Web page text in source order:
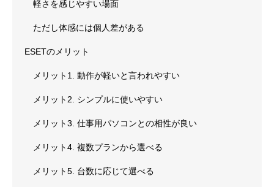
軽さを感じやすい場面
ただし体感には個人差がある
ESETのメリット
メリット1. 動作が軽いと言われやすい
メリット2. シンプルに使いやすい
メリット3. 仕事用パソコンとの相性が良い
メリット4. 複数プランから選べる
メリット5. 台数に応じて選べる